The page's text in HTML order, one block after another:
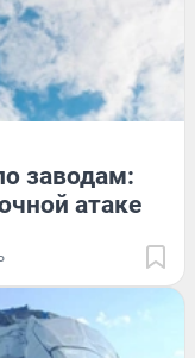
заводам:
атаке